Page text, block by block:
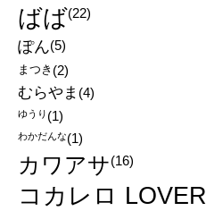
ばば(22)
ぽん(5)
まつき (2)
むらやま (4)
ゆうり (1)
わかだんな(1)
カワアサ(16)
コカレロ LOVER